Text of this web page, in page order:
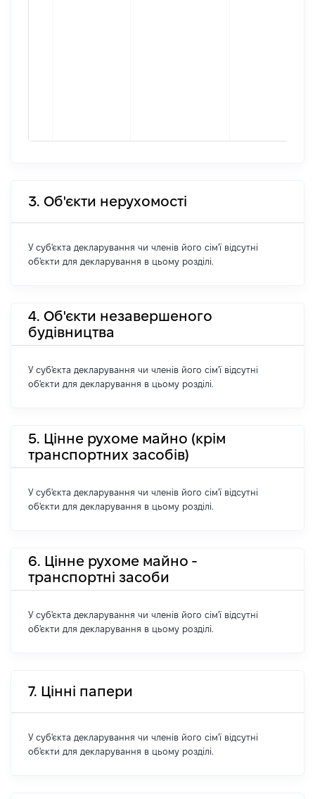
3. Об'єкти нерухомості
У суб'єкта декларування чи членів його сім'ї відсутні
об'єкти для декларування в цьому розділі.
4. Об'єкти незавершеного
будівництва
У суб'єкта декларування чи членів його сім'ї відсутні
об'єкти для декларування в цьому розділі.
5. Цінне рухоме майно (крім
транспортних засобів)
У суб'єкта декларування чи членів його сім'ї відсутні
об'єкти для декларування в цьому розділі.
6. Цінне рухоме майно -
транспортні засоби
У суб'єкта декларування чи членів його сім'ї відсутні
об'єкти для декларування в цьому розділі.
7. Цінні папери
У суб'єкта декларування чи членів його сім'ї відсутні
об'єкти для декларування в цьому розділі.